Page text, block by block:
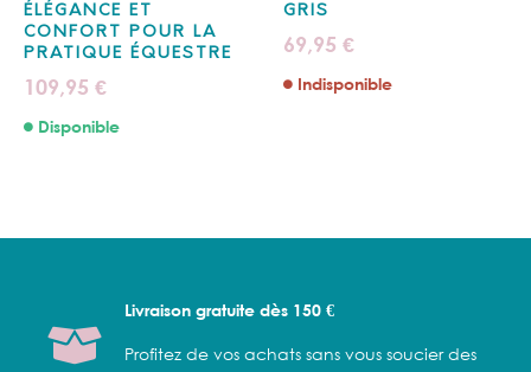
ÉLÉGANCE ET
CONFORT POUR LA
PRATIQUE ÉQUESTRE
109,95 €
Disponible
GRIS
69,95 €
Indisponible
Livraison gratuite dès 150 €
Profitez de vos achats sans vous soucier des